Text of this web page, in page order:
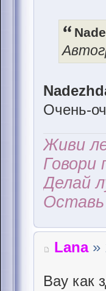
Очень-
Живи
Говори
Делай
Оставь
Lana»
Вау как